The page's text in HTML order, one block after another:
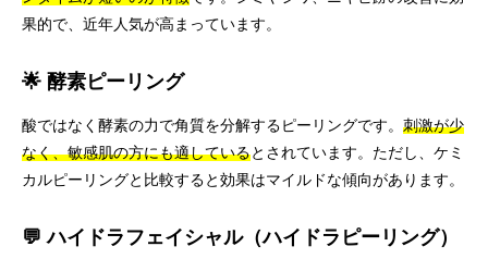
果的で、近年人気が高まっています。
🌟 酵素ピーリング
酸ではなく酵素の力で角質を分解するピーリングです。 刺激が少
なく、敏感肌の方にも適しているとされています。ただし、ケミ
カルピーリングと比較すると効果はマイルドな傾向があります。
💬 ハイドラフェイシャル（ハイドラピーリング）